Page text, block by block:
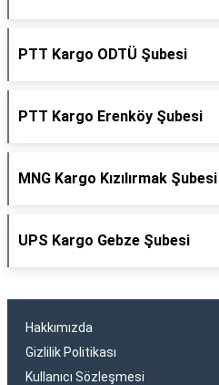
PTT Kargo ODTÜ Şubesi
PTT Kargo Erenköy Şubesi
MNG Kargo Kızılırmak Şubesi
UPS Kargo Gebze Şubesi
Hakkımızda
Gizlilik Politikası
Kullanıcı Sözleşmesi